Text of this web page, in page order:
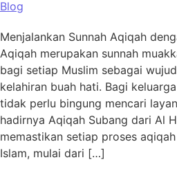
Blog
Menjalankan Sunnah Aqiqah
Aqiqah merupakan sunnah
bagi setiap Muslim sebagai
kelahiran buah hati. Bagi
tidak perlu bingung mencari
hadirnya Aqiqah Subang dari Al
memastikan setiap proses
Islam, mulai dari […]